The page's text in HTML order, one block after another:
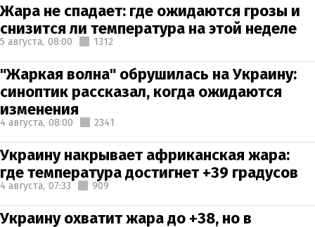
Жара не спадает: где ожидаются грозы и
снизится ли температура на этой неделе
5 августа, 08:00 1312
"Жаркая волна" обрушилась на Украину:
синоптик рассказал, когда ожидаются
изменения
4 августа, 08:00 2341
Украину накрывает африканская жара:
где температура достигнет +39 градусов
4 августа, 07:33 909
Украину охватит жара до +38, но в